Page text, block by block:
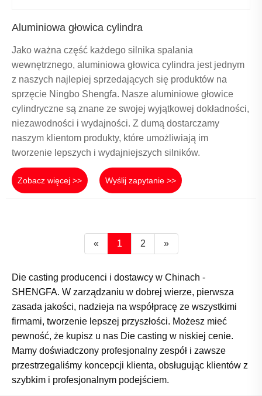
Aluminiowa głowica cylindra
Jako ważna część każdego silnika spalania
wewnętrznego, aluminiowa głowica cylindra jest jednym
z naszych najlepiej sprzedających się produktów na
sprzęcie Ningbo Shengfa. Nasze aluminiowe głowice
cylindryczne są znane ze swojej wyjątkowej dokładności,
niezawodności i wydajności. Z dumą dostarczamy
naszym klientom produkty, które umożliwiają im
tworzenie lepszych i wydajniejszych silników.
Zobacz więcej >> Wyślij zapytanie >>
« 1 2 »
Die casting producenci i dostawcy w Chinach -
SHENGFA. W zarządzaniu w dobrej wierze, pierwsza
zasada jakości, nadzieja na współpracę ze wszystkimi
firmami, tworzenie lepszej przyszłości. Możesz mieć
pewność, że kupisz u nas Die casting w niskiej cenie.
Mamy doświadczony profesjonalny zespół i zawsze
przestrzegaliśmy koncepcji klienta, obsługując klientów z
szybkim i profesjonalnym podejściem.